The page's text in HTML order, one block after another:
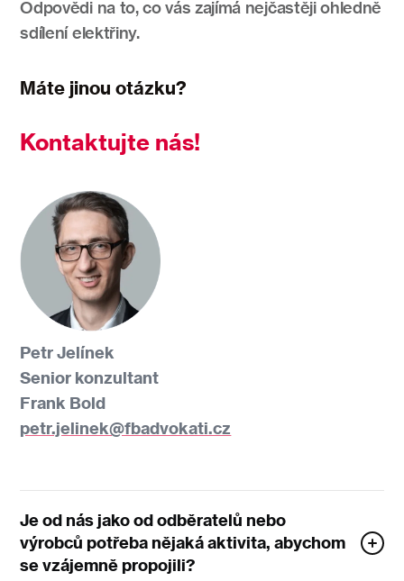
Odpovědi na to, co vás zajímá nejčastěji ohledně
sdílení elektřiny.
Máte jinou otázku?
Kontaktujte nás!
Petr Jelínek
Senior konzultant
Frank Bold
petr.jelinek@fbadvokati.cz
Je od nás jako od odběratelů nebo
výrobců potřeba nějaká aktivita, abychom
se vzájemně propojili?